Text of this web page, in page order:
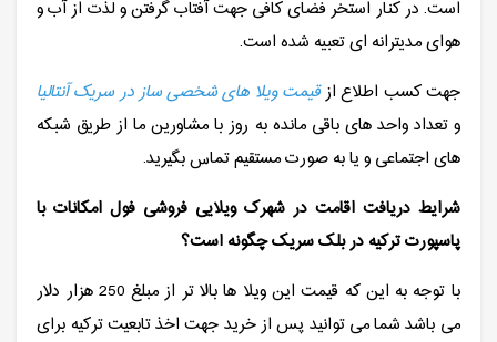
است. در کنار استخر فضای کافی جهت آفتاب گرفتن و لذت از آب و
هوای مدیترانه ای تعبیه شده است.
جهت کسب اطلاع ازقیمت ویلا های شخصی ساز در سریک آنتالیا
و تعداد واحد های باقی مانده به روز با مشاورین ما از طریق شبکه
های اجتماعی و یا به صورت مستقیم تماس بگیرید.
شرایط دریافت اقامت در شهرک ویلایی فروشی فول امکانات با
پاسپورت ترکیه در بلک سریک چگونه است؟
با توجه به این که قیمت این ویلا ها بالا تر از مبلغ 250 هزار دلار
می باشد شما می توانید پس از خرید جهت اخذ تابعیت ترکیه برای